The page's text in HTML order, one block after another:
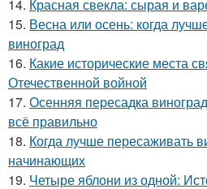
14. Красная свекла: сырая и
15. Весна или осень: когда
виноград
16. Какие исторические места
Отечественной войной
17. Осенняя пересадка
всё правильно
18. Когда лучше пересаживать
начинающих
19. Четыре яблони из одной: